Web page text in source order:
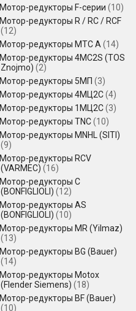
Мотор-редукторы F-серии (10)
Мотор-редукторы R / RC / RCF
(12)
Мотор-редукторы MTC A (14)
Мотор-редукторы 4MC2S (TOS
Znojmo) (2)
Мотор-редукторы 5МП (3)
Мотор-редукторы 4МЦ2С(4)
Мотор-редукторы 1МЦ2С(3)
Мотор-редукторы TNC(10)
Мотор-редукторы MNHL (SITI)
(9)
Мотор-редукторы RCV
(VARMEC) (16)
Мотор-редукторы C
(BONFIGLIOLI) (12)
Мотор-редукторы AS
(BONFIGLIOLI) (10)
Мотор-редукторы MR (Yilmaz)
(13)
Мотор-редукторы BG (Bauer)
(14)
Мотор-редукторы Motox
(Flender Siemens) (18)
Мотор-редукторы BF (Bauer)
(10)